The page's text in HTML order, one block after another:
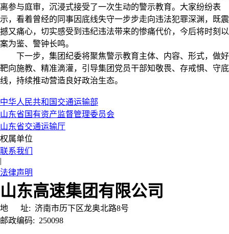
离参与庭审，沉浸式接受了一次生动的警示教育。大家纷纷表
示，看着曾经的同事因底线失守一步步走向违法犯罪深渊，既震
撼又痛心，切实感受到违纪违法带来的惨痛代价，今后将时刻以
案为鉴、警钟长鸣。
下一步，集团纪委将聚焦警示教育主体、内容、形式，做好
靶向施教、精准滴灌，引导集团党员干部知敬畏、存戒惧、守底
线，持续推动营造良好政治生态。
中华人民共和国交通运输部
山东省国有资产监督管理委员会
山东省交通运输厅
权属单位
联系我们
|
法律声明
山东高速集团有限公司
地 址: 济南市历下区龙奥北路8号
邮政编码: 250098